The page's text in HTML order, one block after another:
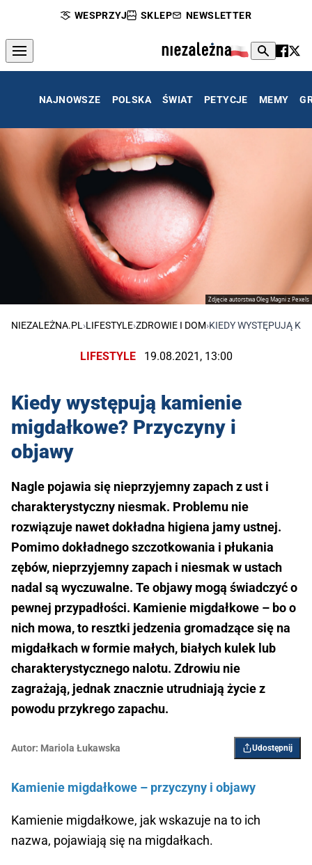
WESPRZYJ SKLEP NEWSLETTER
NAJNOWSZE POLSKA ŚWIAT PETYCJE MEMY
Zdjęcie autorstwa Oleg Magni z Pexels
NIEZALEŻNA.PL›LIFESTYLE›ZDROWIE I DOM›KIEDY WYSTĘPUJĄ
LIFESTYLE 19.08.2021, 13:00
Kiedy występują kamienie
migdałkowe? Przyczyny i
objawy
Nagle pojawia się nieprzyjemny zapach z ust i
charakterystyczny niesmak. Problemu nie
rozwiązuje nawet dokładna higiena jamy ustnej.
Pomimo dokładnego szczotkowania i płukania
zębów, nieprzyjemny zapach i niesmak w ustach
nadal są wyczuwalne. Te objawy mogą świadczyć o
pewnej przypadłości. Kamienie migdałkowe – bo o
nich mowa, to resztki jedzenia gromadzące się na
migdałkach w formie małych, białych kulek lub
charakterystycznego nalotu. Zdrowiu nie
zagrażają, jednak znacznie utrudniają życie z
powodu przykrego zapachu.
Autor: Mariola Łukawska Udostępnij
Kamienie migdałkowe – przyczyny i objawy
Kamienie migdałkowe, jak wskazuje na to ich
nazwa, pojawiają się na migdałkach.